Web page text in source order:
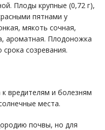
Плоды крупные (0,72 г),
пятнами у
мякоть сочная,
ароматная. Плодоножка
созревания.
вредителям и болезням
места.
почвы, но для